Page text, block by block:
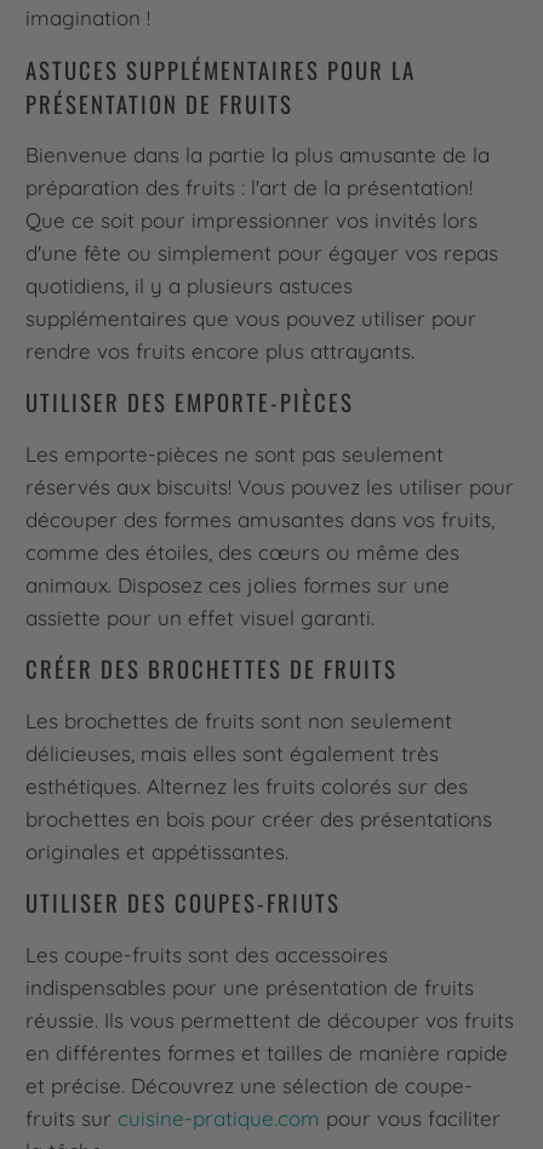
imagination !
ASTUCES SUPPLÉMENTAIRES POUR LA
PRÉSENTATION DE FRUITS
Bienvenue dans la partie la plus amusante de la
préparation des fruits : l'art de la présentation!
Que ce soit pour impressionner vos invités lors
d'une fête ou simplement pour égayer vos repas
quotidiens, il y a plusieurs astuces
supplémentaires que vous pouvez utiliser pour
rendre vos fruits encore plus attrayants.
UTILISER DES EMPORTE-PIÈCES
Les emporte-pièces ne sont pas seulement
réservés aux biscuits! Vous pouvez les utiliser pour
découper des formes amusantes dans vos fruits,
comme des étoiles, des cœurs ou même des
animaux. Disposez ces jolies formes sur une
assiette pour un effet visuel garanti.
CRÉER DES BROCHETTES DE FRUITS
Les brochettes de fruits sont non seulement
délicieuses, mais elles sont également très
esthétiques. Alternez les fruits colorés sur des
brochettes en bois pour créer des présentations
originales et appétissantes.
UTILISER DES COUPES-FRIUTS
Les coupe-fruits sont des accessoires
indispensables pour une présentation de fruits
réussie. Ils vous permettent de découper vos fruits
en différentes formes et tailles de manière rapide
et précise. Découvrez une sélection de coupe-
fruits sur cuisine-pratique.com pour vous faciliter